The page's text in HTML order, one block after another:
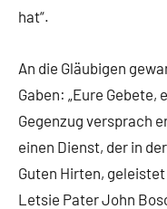
hat“.
An die Gläubigen
Gaben: „Eure Gebete,
Gegenzug versprach
einen Dienst, der in
Guten Hirten,
Letsie Pater John